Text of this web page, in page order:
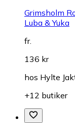
Grimsholm
Luba & Yuka
fr.
136 kr
hos Hylte
+12 butiker